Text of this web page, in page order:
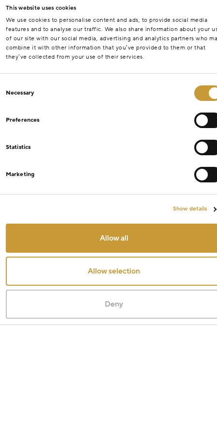
This website uses cookies
We use cookies to personalise content and ads, to provide social media
features and to analyse our traffic. We also share information about your
of our site with our social media, advertising and analytics partners who
combine it with other information that you’ve provided to them or that
they’ve collected from your use of their services.
Selection
Necessary
Preferences
Statistics
Marketing
Show details
Allow all
Allow selection
Deny